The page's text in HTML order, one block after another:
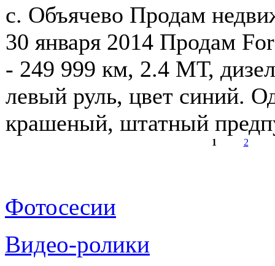
с. Объячево Продам
30 января 2014 Продам
- 249 999 км, 2.4 МТ,
левый руль, цвет синий.
крашеный, штатный
1 2
Фотосесии
Видео-ролики